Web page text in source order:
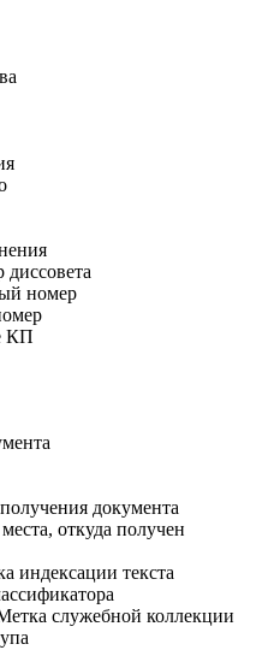
номер
КП
документа
откуда получен
индексации текста
служебной коллекции